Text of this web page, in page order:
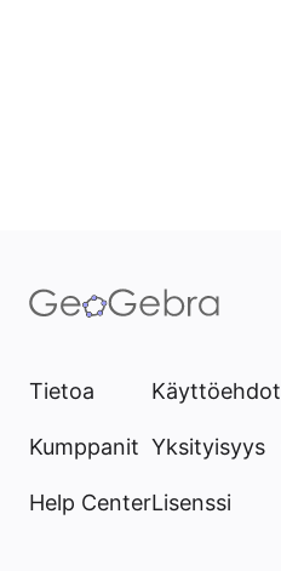
Tietoa
Kumppanit
Help Center
Käyttöehdot
Yksityisyys
Lisenssi